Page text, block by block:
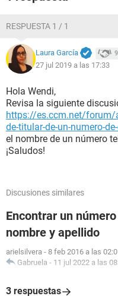
RESPUESTA 1 / 1
Laura García
27 jul 2019 a las 17:33
Hola Wendi,
Revisa la siguiente
https://es.ccm.net/forum/
de-titular-de-un-numero-
el nombre de un número
¡Saludos!
Discusiones similares
Encontrar un
nombre y apellido
arielsilvera - 8 feb 2016 a las
Gabruela - 11 jul 2022 a las
3 respuestas